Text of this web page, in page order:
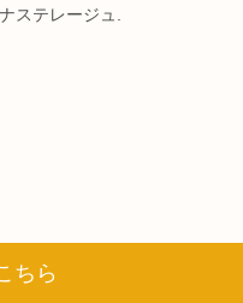
ステレージュ.
ちら